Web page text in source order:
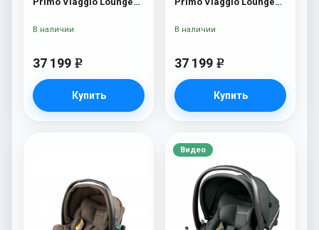
37 199 e
Купить
В наличии
37 199 e
Купить
В наличии
Видео